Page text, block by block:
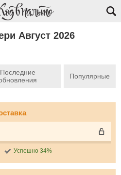
Август 2026
Последние
Популярные
Успешно 34%